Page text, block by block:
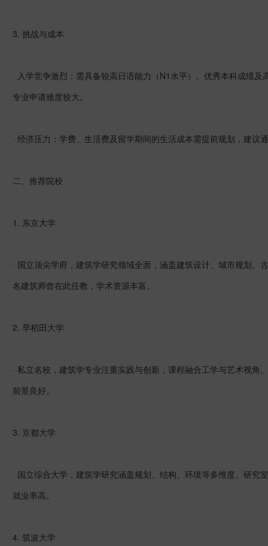
3. 挑战与成本
· 入学竞争激烈：需具备较高日语能力（N1 水平）、优秀本科成绩及
专业申请难度较大。
· 经济压力：学费、生活费及留学期间的生活成本需提前规划，建议
二、推荐院校
1. 东京大学
· 国立顶尖学府，建筑学研究领域全面，涵盖建筑设计、城市规划、
名建筑师曾在此任教，学术资源丰富。
2. 早稻田大学
· 私立名校，建筑学专业注重实践与创新，课程融合工学与艺术视角
前景良好。
3. 京都大学
· 国立综合大学，建筑学研究涵盖规划、结构、环境等多维度。研究
就业率高。
4. 筑波大学